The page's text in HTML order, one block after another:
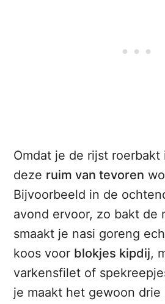
Omdat je de rijst roerbakt
deze ruim van tevoren
Bijvoorbeeld in de
avond ervoor, zo bakt de
smaakt je nasi goreng
koos voor blokjes kipdij,
varkensfilet of
je maakt het gewoon drie